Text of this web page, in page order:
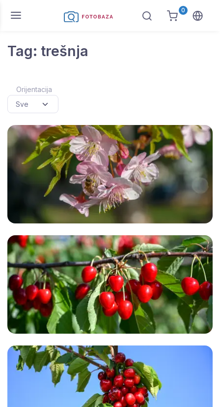
0
Tag: trešnja
Orijentacija